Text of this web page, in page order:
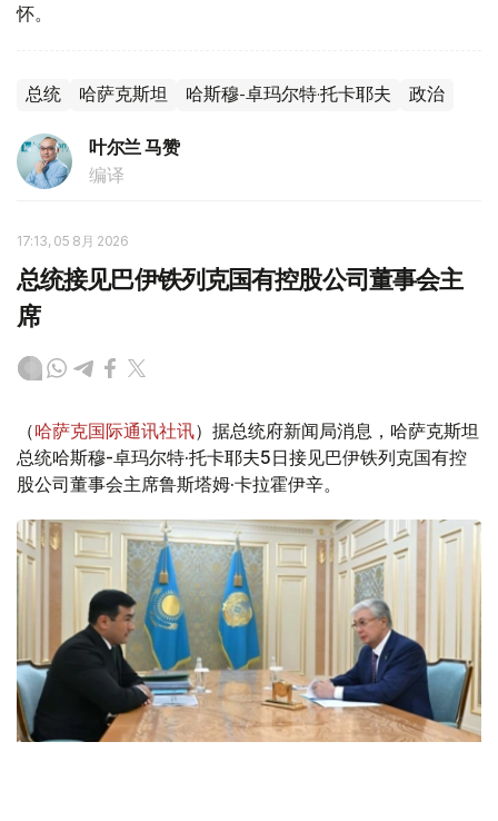
怀。
总统 哈萨克斯坦 哈斯穆-卓玛尔特·托卡耶夫 政治
叶尔兰 马赞
编译
17:13, 05 8月 2026
总统接见巴伊铁列克国有控股公司董事会主
席
（哈萨克国际通讯社讯）据总统府新闻局消息，哈萨克斯坦
总统哈斯穆-卓玛尔特·托卡耶夫5日接见巴伊铁列克国有控
股公司董事会主席鲁斯塔姆·卡拉霍伊辛。